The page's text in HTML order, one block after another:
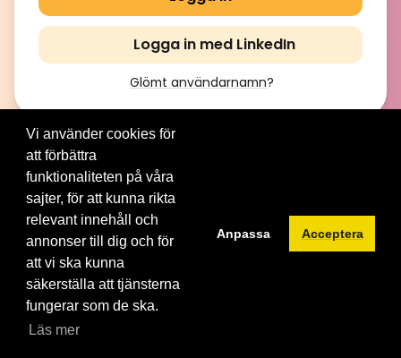
Logga in med LinkedIn
Glömt användarnamn?
© 2012-2026 Brainville AB. All Rights Reserved. |
tjänsten|Privacy policy
Byt språk:
Vi använder cookies för
att förbättra
funktionaliteten på våra
sajter, för att kunna rikta
relevant innehåll och
annonser till dig och för
att vi ska kunna
säkerställa att tjänsterna
fungerar som de ska.
Läs mer
Anpassa Acceptera